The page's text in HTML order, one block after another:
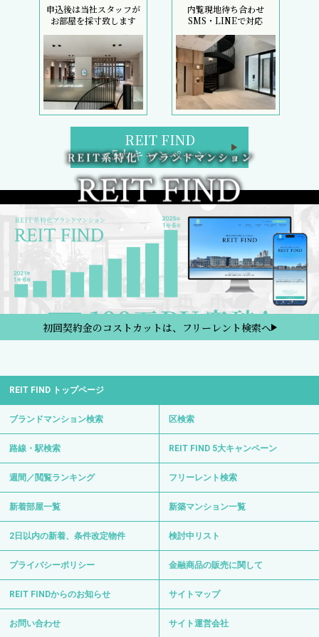
申込後は当社スタッフが
お部屋を採寸致します
内覧現地待ち合わせ
SMS・LINEで対応
REIT FIND
5大キャンペーン
初回契約金のコストカットは、フリーレント検索へ
REIT FIND トップページ
ブランドマンション検索 区検索
路線・駅検索 REIT FIND 5大キャンペーン
週間／閲覧ランキング フリーレント検索
新着部屋一覧 新築マンション一覧
2日以内の新着、条件改定物件 検討中リスト
プライバシーポリシー 金融商品の販売に関して
REIT FINDからのお知らせ サイトマップ
お問い合わせ サイト運営会社